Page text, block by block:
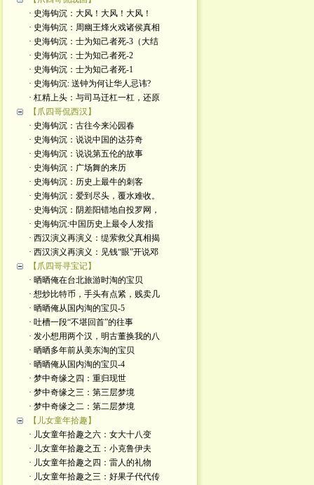
· 史海钩沉：大风！大风！大风！
· 史海钩沉：周幽王烽火戏诸侯真相
· 史海钩沉：士为知己者死-3（大结
· 史海钩沉：士为知己者死-2
· 史海钩沉：士为知己者死-1
· 史海钩沉: 送钟为何让华人忌讳?
· 杠精上头：与司马迁杠一杠，还原
【爪四哥侃西汉】
· 史海钩沉：古往今来沁园春
· 史海钩沉：说说中国的达芬奇
· 史海钩沉：说说第五伦的故事
· 史海钩沉：广场舞的来历
· 史海钩沉：历史上最牛的刺客
· 史海钩沉：爱到尽头，覆水难收。
· 史海钩沉：阴差阳错地自投罗网，
· 史海钩沉:中国历史上最令人发指
· 西汉演义再演义：缇萦救父真相揭
· 西汉演义再演义：见钱“眼”开说邓
【爪四哥寻宝记】
· 晒晒俺在台北旅游时淘的宝贝
· 想炒比特币，手头有点紧，贱卖几
· 晒晒俺从国内淘的宝贝-5
· 吐槽一段“不堪回首”的往事
· 发小想用两个汉，明古董换我的八
· 晒晒多年前从美东淘的宝贝
· 晒晒俺从国内淘的宝贝-4
· 梦中奇缘之四：重归现世
· 梦中奇缘之三：第三层梦境
· 梦中奇缘之二：第二层梦境
【儿女童年拾趣】
· 儿女童年拾趣之六：女大十八变
· 儿女童年拾趣之五：小克鲁伊夫
· 儿女童年拾趣之四：雷人的礼物
· 儿女童年拾趣之三：好果子代代传